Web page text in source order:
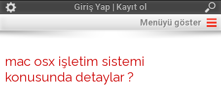
Giriş Yap | Kayıt ol
Menüyü göster
mac osx işletim sistemi
konusunda detaylar ?